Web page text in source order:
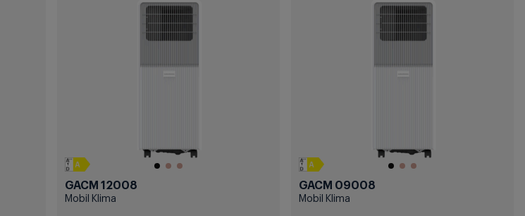
GACM 12008
Mobil Klima
GACM 09008
Mobil Klima